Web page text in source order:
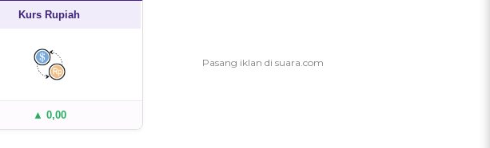
Kurs Rupiah
▲ 0,00